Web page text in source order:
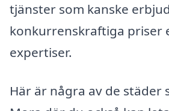
tjänster som kanske
konkurrenskraftiga priser
expertiser.
Här är några av de städer